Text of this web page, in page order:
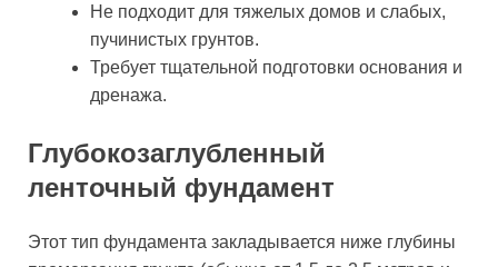
Не подходит для тяжелых домов и слабых,
пучинистых грунтов.
Требует тщательной подготовки основания и
дренажа.
Глубокозаглубленный
ленточный фундамент
Этот тип фундамента закладывается ниже глубины